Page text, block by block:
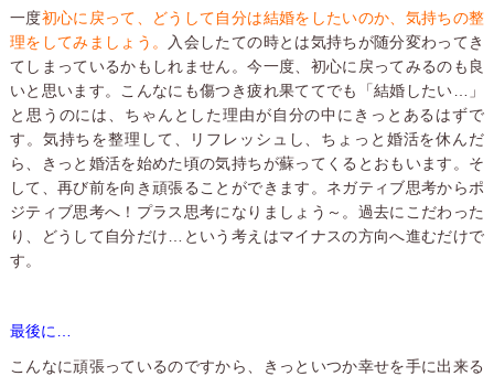
一度初心に戻って、どうして自分は結婚をしたいのか、気持ちの整
理をしてみましょう。
入会したての時とは気持ちが随分変わってき
てしまっているかもしれません。今一度、初心に戻ってみるのも良
いと思います。こんなにも傷つき疲れ果ててでも「結婚したい…」
と思うのには、ちゃんとした理由が自分の中にきっとあるはずで
す。気持ちを整理して、リフレッシュし、ちょっと婚活を休んだ
ら、きっと婚活を始めた頃の気持ちが蘇ってくるとおもいます。そ
して、再び前を向き頑張ることができます。ネガティブ思考からポ
ジティブ思考へ！プラス思考になりましょう～。過去にこだわった
り、どうして自分だけ…という考えはマイナスの方向へ進むだけで
す。
最後に…
こんなに頑張っているのですから、きっといつか幸せを手に出来る